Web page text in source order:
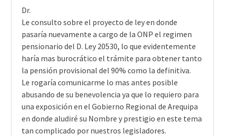
Dr.
Le consulto sobre el proyecto de ley en donde
pasaría nuevamente a cargo de la ONP el regimen
pensionario del D. Ley 20530, lo que evidentemente
haría mas burocrático el trámite para obtener tanto
la pensión provisional del 90% como la definitiva.
Le rogaría comunicarme lo mas antes posible
abusando de su benevolencia ya que lo requiero para
una exposición en el Gobierno Regional de Arequipa
en donde aludiré su Nombre y prestigio en este tema
tan complicado por nuestros legisladores.